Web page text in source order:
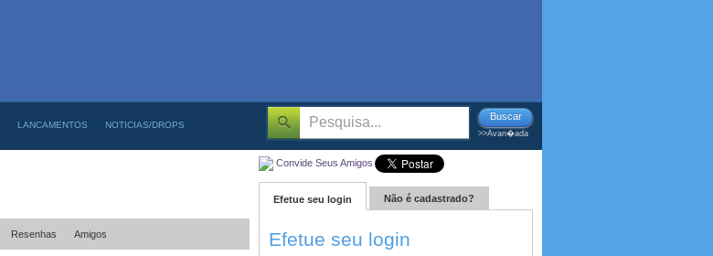
LANCAMENTOS NOTICIAS/DROPS
Buscar
>>Avan�ada
Resenhas Amigos
Convide Seus Amigos
Efetue seu login Não é cadastrado?
Efetue seu login